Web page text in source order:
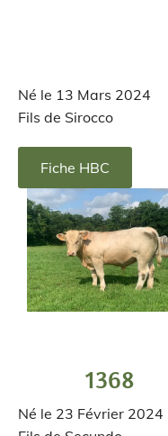
Né le 13 Mars 2024
Fils de Sirocco
Fiche HBC
1368
Né le 23 Février 2024